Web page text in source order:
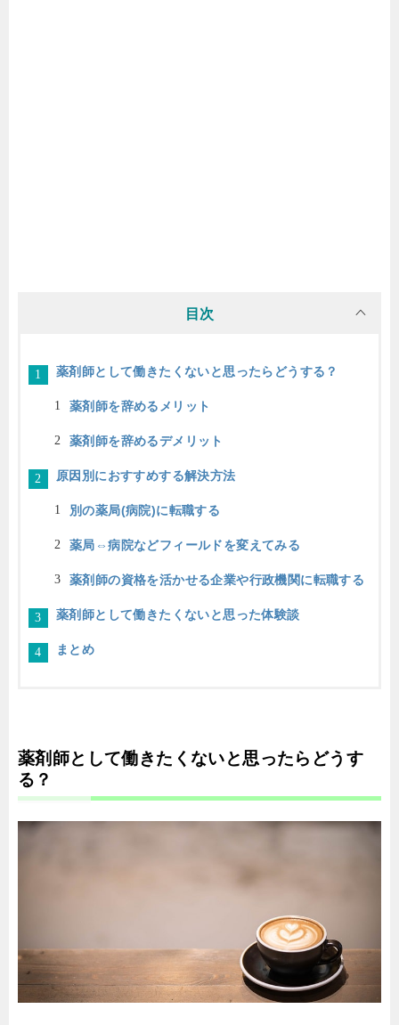
目次
薬剤師として働きたくないと思ったらどうする？
薬剤師を辞めるメリット
薬剤師を辞めるデメリット
原因別におすすめする解決方法
別の薬局(病院)に転職する
薬局⇔病院などフィールドを変えてみる
薬剤師の資格を活かせる企業や行政機関に転職する
薬剤師として働きたくないと思った体験談
まとめ
薬剤師として働きたくないと思ったらどうす
る？